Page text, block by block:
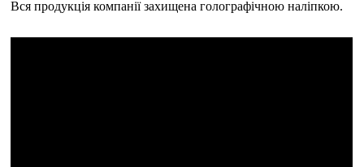
Вся продукція компанії захищена голографічною наліпкою.